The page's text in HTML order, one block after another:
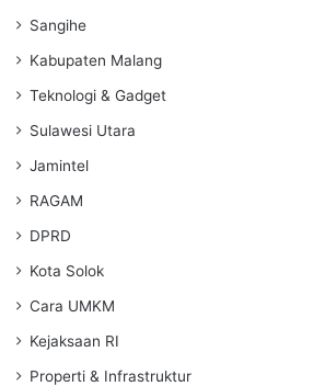
Sangihe
Kabupaten Malang
Teknologi & Gadget
Sulawesi Utara
Jamintel
RAGAM
DPRD
Kota Solok
Cara UMKM
Kejaksaan RI
Properti & Infrastruktur